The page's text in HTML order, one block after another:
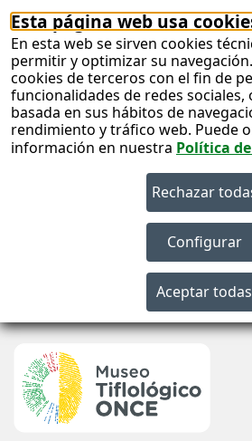
Esta página web usa
En esta web se sirven cookies
permitir y optimizar su
cookies de terceros con el fin de
funcionalidades de redes
basada en sus hábitos de
rendimiento y tráfico web. Puede
información en nuestra Política